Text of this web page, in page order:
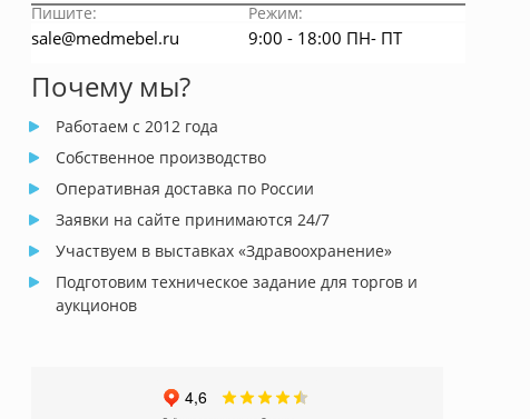
Пишите: Режим:
sale@medmebel.ru 9:00 - 18:00 ПН- ПТ
Почему мы?
Работаем с 2012 года
Собственное производство
Оперативная доставка по России
Заявки на сайте принимаются 24/7
Участвуем в выставках «Здравоохранение»
Подготовим техническое задание для торгов и
аукционов